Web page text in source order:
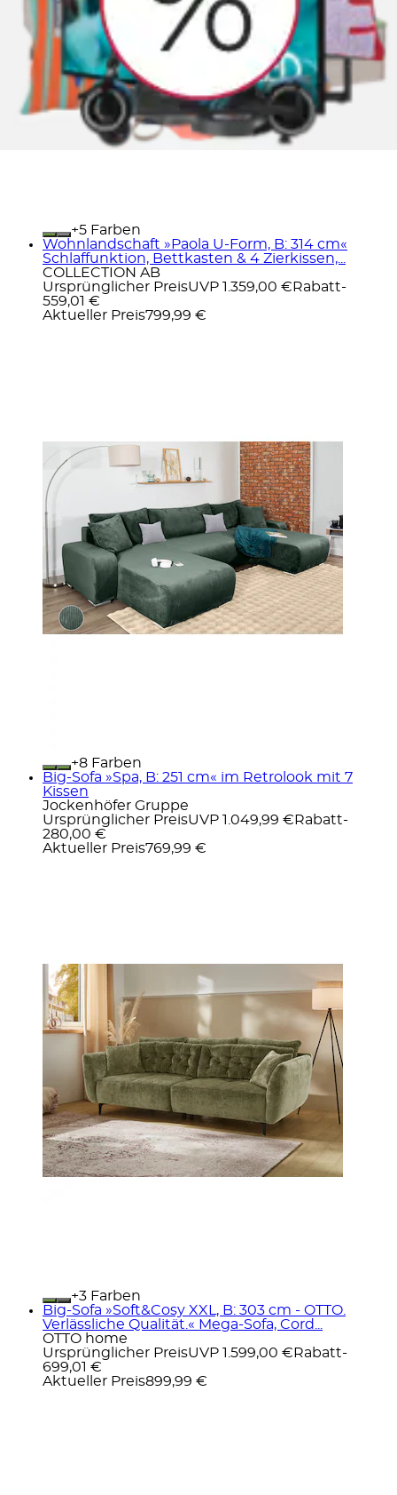
+
Farben
Wohnlandschaft »Paola U-Form, B: 314 cm«
Schlaffunktion, Bettkasten & 4 Zierkissen,...
COLLECTION AB
Ursprünglicher PreisUVP 1.359,00 € Rabatt-
559,01 €
Aktueller Preis799,99 €
+
Farben
Big-Sofa »Spa, B: 251 cm« im Retrolook mit 7
Kissen
Jockenhöfer Gruppe
Ursprünglicher PreisUVP 1.049,99 € Rabatt-
280,00 €
Aktueller Preis769,99 €
+
Farben
Big-Sofa »Soft&Cosy XXL, B: 303 cm - OTTO.
Verlässliche Qualität.« Mega-Sofa, Cord...
OTTO home
Ursprünglicher PreisUVP 1.599,00 € Rabatt-
699,01 €
Aktueller Preis899,99 €